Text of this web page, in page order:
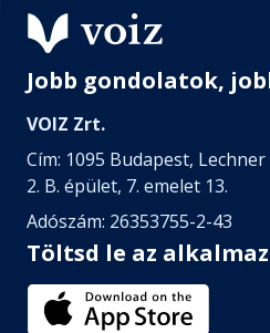
Jobb gondolatok,
VOIZ Zrt.
Cím: 1095 Budapest,
2. B. épület, 7. emelet 13.
Adószám: 26353755-2-43
Töltsd le az